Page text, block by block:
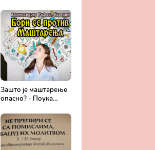
са Живим Богом -
Протојереј Милош
Костић
Зашто је маштарење
опасно? - Поука
Рафаила Карелина